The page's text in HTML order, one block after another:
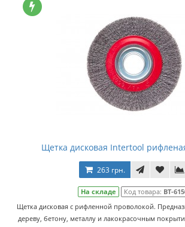
Щетка дисковая Intertool
263 грн.
На складе Код товара: BT-
Щетка дисковая с рифленной проволокой.
дереву, бетону, металлу и лакокрасочным